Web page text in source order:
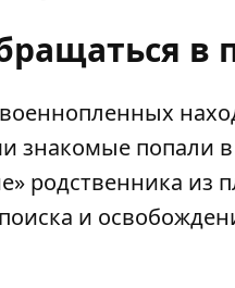
в
знакомые попали
родственника из
поиска и